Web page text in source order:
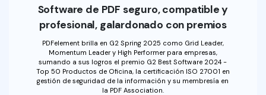
Software de PDF seguro, compatible y
profesional, galardonado con premios
PDFelement brilla en G2 Spring 2025 como Grid Leader,
Momentum Leader y High Performer para empresas,
sumando a sus logros el premio G2 Best Software 2024 -
Top 50 Productos de Oficina, la certificación ISO 27001 en
gestión de seguridad de la información y su membresía en
la PDF Association.